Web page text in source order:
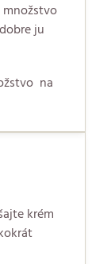
ju
na
krém